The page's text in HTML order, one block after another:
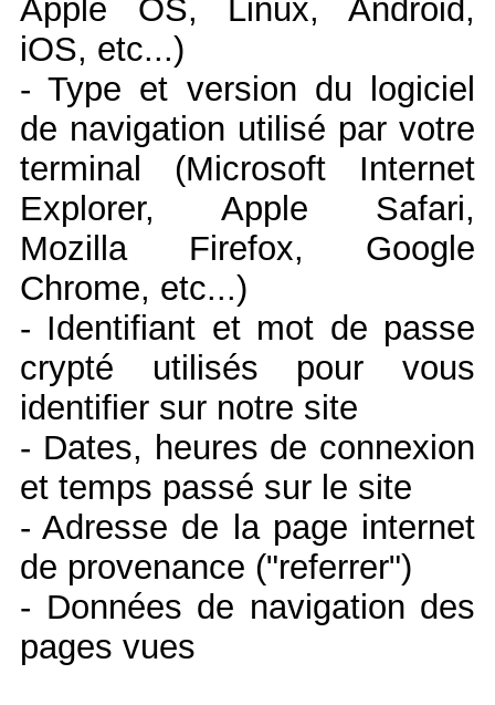
Apple OS, Linux, Android,
iOS, etc...)
- Type et version du logiciel
de navigation utilisé par votre
terminal (Microsoft Internet
Explorer, Apple Safari,
Mozilla Firefox, Google
Chrome, etc...)
- Identifiant et mot de passe
crypté utilisés pour vous
identifier sur notre site
- Dates, heures de connexion
et temps passé sur le site
- Adresse de la page internet
de provenance ("referrer")
- Données de navigation des
pages vues